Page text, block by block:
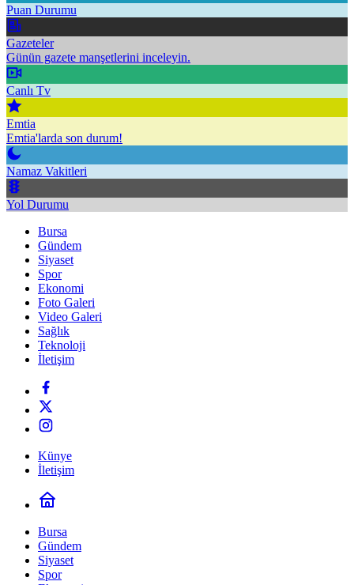
Puan Durumu
Gazeteler
Günün gazete manşetlerini inceleyin.
Canlı Tv
Emtia
Emtia'larda son durum!
Namaz Vakitleri
Yol Durumu
Bursa
Gündem
Siyaset
Spor
Ekonomi
Foto Galeri
Video Galeri
Sağlık
Teknoloji
İletişim
Künye
İletişim
Bursa
Gündem
Siyaset
Spor